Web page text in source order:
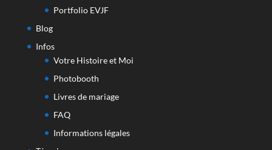
Portfolio EVJF
Blog
Infos
Votre Histoire et Moi
Photobooth
Livres de mariage
FAQ
Informations légales